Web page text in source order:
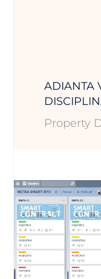
ADIANTA
Property